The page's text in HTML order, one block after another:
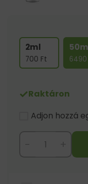
2ml
700 Ft 6490
Raktáron
Adjon hozzá